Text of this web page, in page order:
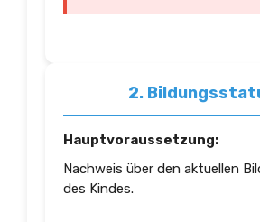
2.
Hauptvoraussetzung:
Nachweis über den aktuellen
des Kindes.